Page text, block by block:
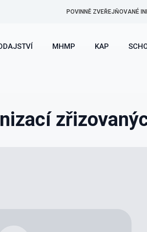
POVINNĚ ZVEŘEJŇOVANÉ
MHMP KAP